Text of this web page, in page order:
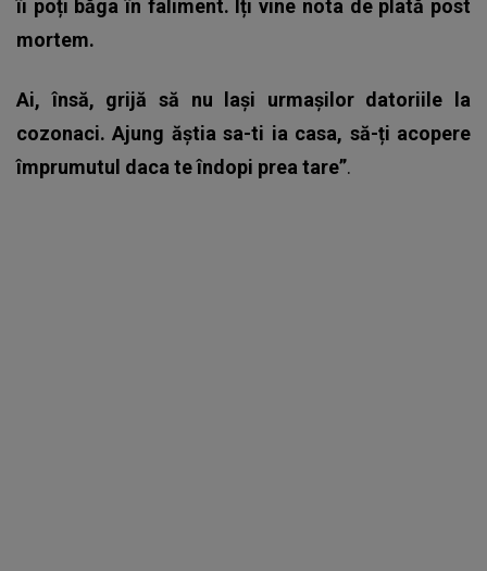
îi poți băga în faliment. Îți vine nota de plată post
mortem.
Ai, însă, grijă să nu lași urmașilor datoriile la
cozonaci. Ajung ăștia sa-ti ia casa, să-ți acopere
împrumutul daca te îndopi prea tare”.